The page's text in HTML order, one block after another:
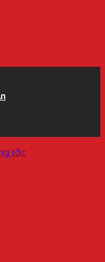
tắc